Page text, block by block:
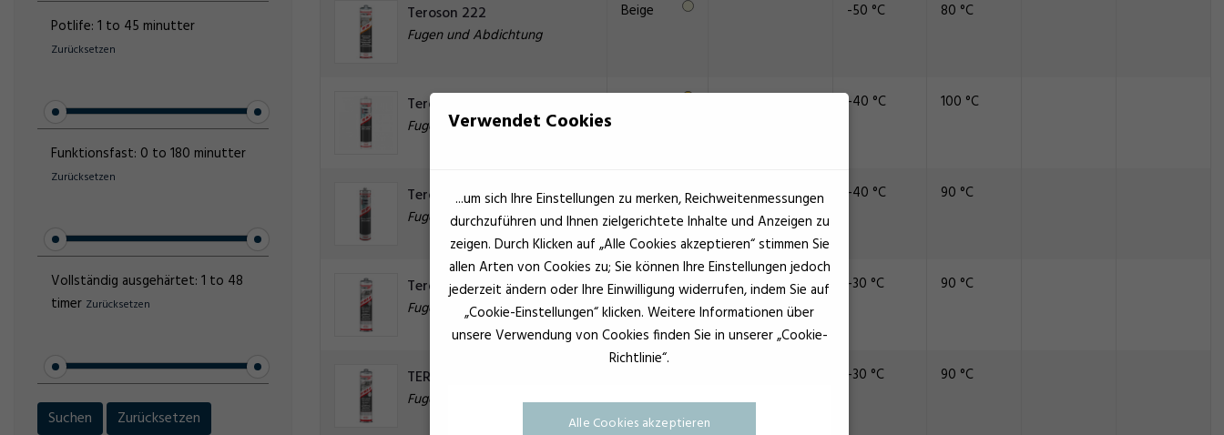
Potlife: 1 to 45 minutter
Zurücksetzen
Funktionsfast: 0 to 180 minutter
Zurücksetzen
Vollständig ausgehärtet: 1 to 48
timer Zurücksetzen
Suchen Zurücksetzen
Teroson 222
Fugen und Abdichtung
Beige -50 °C 80 °C
Teroson 647 grå
Fugen und Abdichtung
-40 °C 100 °C
Teroson 650 sort
Fugen und Abdichtung
Schwarz -40 °C 90 °C
Teroson 9120 grå
Fugen und Abdichtung
Grau -30 °C 90 °C
TEROSON 9120 hvid
Fugen und Abdichtung
-30 °C 90 °C
Verwendet Cookies
...um sich Ihre Einstellungen zu merken, Reichweitenmessungen
durchzuführen und Ihnen zielgerichtete Inhalte und Anzeigen zu
zeigen. Durch Klicken auf „Alle Cookies akzeptieren“ stimmen Sie
allen Arten von Cookies zu; Sie können Ihre Einstellungen jedoch
jederzeit ändern oder Ihre Einwilligung widerrufen, indem Sie auf
„Cookie-Einstellungen“ klicken. Weitere Informationen über
unsere Verwendung von Cookies finden Sie in unserer „Cookie-
Richtlinie“.
Alle Cookies akzeptieren